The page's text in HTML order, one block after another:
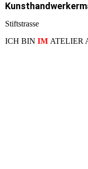
Stiftstrasse
ICH BIN IM ATELIER